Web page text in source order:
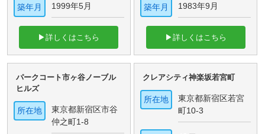
築年月 1999年5月
▶詳しくはこちら
築年月 1983年9月
▶詳しくはこちら
パークコート市ヶ谷ノーブル
ヒルズ
所在地
東京都新宿区市谷
仲之町1-8
クレアシティ神楽坂若宮町
所在地
東京都新宿区若宮
町10-3